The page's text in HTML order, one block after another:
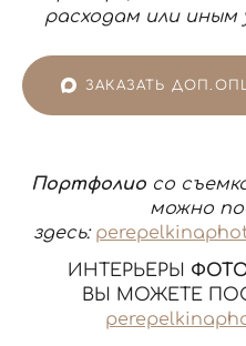
расходам или иным
ЗАКАЗАТЬ
Портфолиосо
можно
здесь:
ИНТЕРЬЕРЫ
ВЫ МОЖЕТЕ